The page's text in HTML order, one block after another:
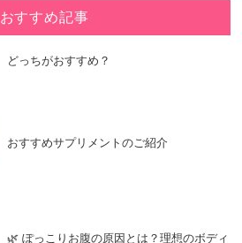
おすすめ記事
どっちがおすすめ？
おすすめサプリメントのご紹介
🌿 ぽっこりお腹の原因とは？理想のボディ